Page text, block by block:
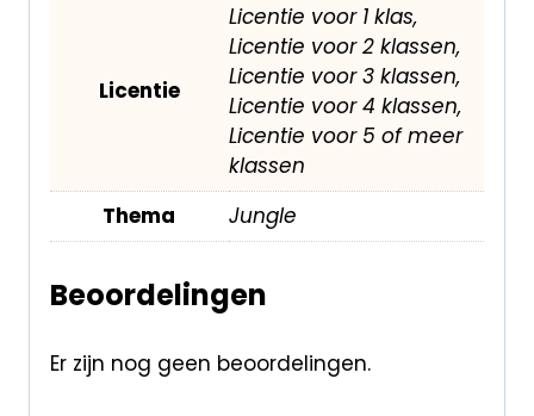
Licentie
Licentie voor 1 klas,
Licentie voor 2 klassen,
Licentie voor 3 klassen,
Licentie voor 4 klassen,
Licentie voor 5 of meer
klassen
Thema
Jungle
Beoordelingen
Er zijn nog geen beoordelingen.